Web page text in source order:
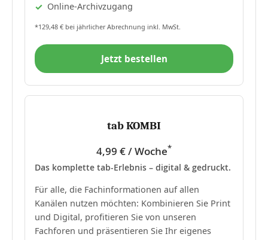
Online-Archivzugang
*129,48 € bei jährlicher Abrechnung inkl. MwSt.
Jetzt bestellen
tab KOMBI
4,99 € / Woche*
Das komplette tab-Erlebnis – digital & gedruckt.
Für alle, die Fachinformationen auf allen
Kanälen nutzen möchten: Kombinieren Sie Print
und Digital, profitieren Sie von unseren
Fachforen und präsentieren Sie Ihr eigenes